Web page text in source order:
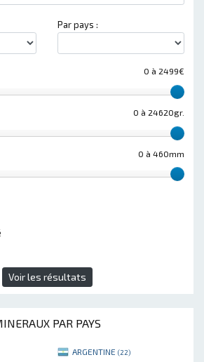
Par pays :
0 à 2499€
0 à 24620gr.
0 à 460mm
Voir les résultats
PAR PAYS
ARGENTINE (22)